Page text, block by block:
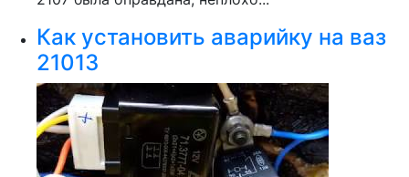
Как установить аварийку на ваз
21013